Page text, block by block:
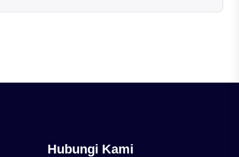
Hubungi Kami